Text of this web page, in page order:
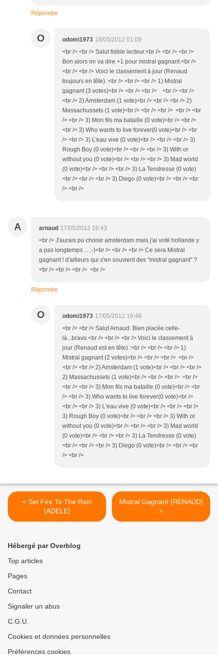
Répondre
O odomi1973 18/05/2012 01:09
<br /> <br /> Salut fidèle lecteur.<br /> <br /> <br />
Bon alors on va dire +1 pour mistral gagnant.<br />
<br /> <br /> Voici le classement à jour (Renaud
toujours en tête) :<br /> <br /> <br /> 1) Mistral
gagnant (3 votes)<br /> <br /> <br /> <br /> <br />
<br /> 2) Amsterdam (1 vote)<br /> <br /> <br /> 2)
Massachussets (1 vote)<br /> <br /> <br /> <br /> <br
/> <br /> 3) Mon fils ma bataille (0 vote)<br /> <br />
<br /> 3) Who wants to live forever(0 vote)<br /> <br
/> <br /> 3) L'eau vive (0 vote)<br /> <br /> <br /> 3)
Rough Boy (0 vote)<br /> <br /> <br /> 3) With or
without you (0 vote)<br /> <br /> <br /> 3) Mad world
(0 vote)<br /> <br /> <br /> 3) La Tendresse (0 vote)
<br /> <br /> <br /> 3) Diego (0 vote)<br /> <br /> <br
/> <br />
A arnaud 17/05/2012 16:43
<br /> J'aurais pu choisir amsterdam mais j'ai voté hollande y
a pas longtemps ... ;-)<br /> <br /> <br /> Ce sera Mistral
gagnant ! d'ailleurs qui s'en souvient des "mistral gagnant" ?
<br /> <br /> <br /> <br />
Répondre
O odomi1973 17/05/2012 16:48
<br /> <br /> Salut Arnaud. Bien placée celle-
là...bravo.<br /> <br /> <br /> Voici le classement à
jour (Renaud est en tête) :<br /> <br /> <br /> 1)
Mistral gagnant (2 votes)<br /> <br /> <br /> <br />
<br /> <br /> 2) Amsterdam (1 vote)<br /> <br /> <br />
2) Massachussets (1 vote)<br /> <br /> <br /> <br />
<br /> <br /> 3) Mon fils ma bataille (0 vote)<br /> <br
/> <br /> 3) Who wants to live forever(0 vote)<br />
<br /> <br /> 3) L'eau vive (0 vote)<br /> <br /> <br />
3) Rough Boy (0 vote)<br /> <br /> <br /> 3) With or
without you (0 vote)<br /> <br /> <br /> 3) Mad world
(0 vote)<br /> <br /> <br /> 3) La Tendresse (0 vote)
<br /> <br /> <br /> 3) Diego (0 vote)<br /> <br /> <br
/> <br />
< Set Fire To The Rain
(ADELE)
Mistral Gagnant (RENAUD)
>
Hébergé par Overblog
Top articles
Pages
Contact
Signaler un abus
C.G.U.
Cookies et données personnelles
Préférences cookies